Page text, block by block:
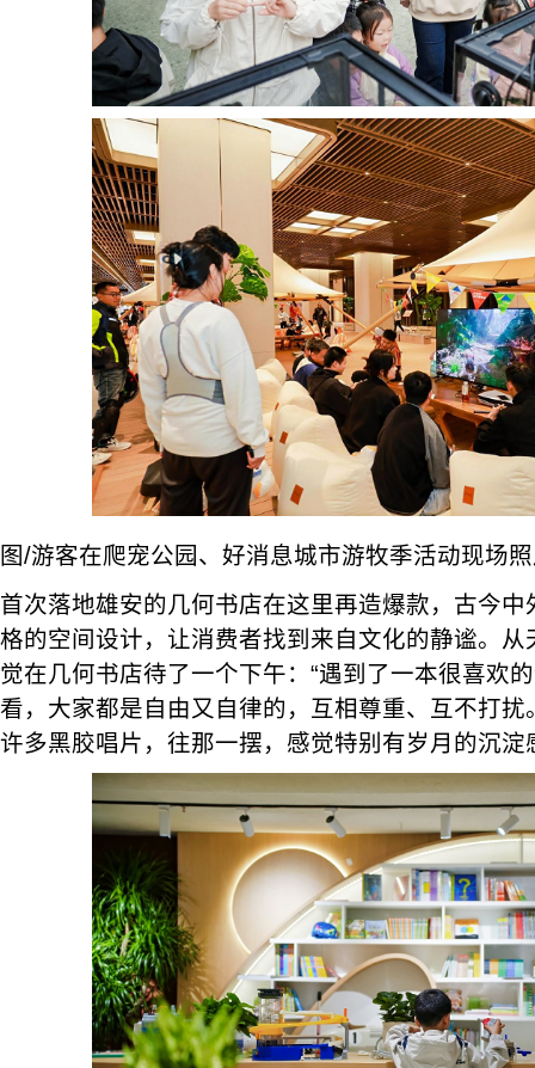
图/游客在爬宠公园、好消息城市游牧季活动现场
首次落地雄安的几何书店在这里再造爆款，古今
格的空间设计，让消费者找到来自文化的静谧。
觉在几何书店待了一个下午：“遇到了一本很喜欢
看，大家都是自由又自律的，互相尊重、互不打
许多黑胶唱片，往那一摆，感觉特别有岁月的沉淀